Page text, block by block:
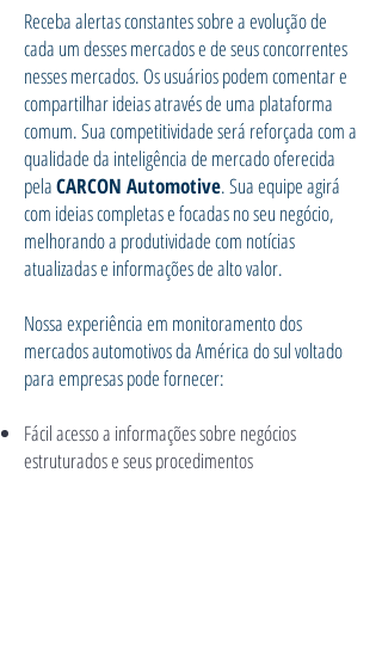
Receba alertas constantes sobre a evolução de
cada um desses mercados e de seus concorrentes
nesses mercados. Os usuários podem comentar e
compartilhar ideias através de uma plataforma
comum. Sua competitividade será reforçada com a
qualidade da inteligência de mercado oferecida
pelaCARCON Automotive. Sua equipe agirá
com ideias completas e focadas no seu negócio,
melhorando a produtividade com notícias
atualizadas e informações de alto valor.
Nossa experiência em monitoramento dos
mercados automotivos da América do sul voltado
para empresas pode fornecer:
Fácil acesso a informações sobre negócios
estruturados e seus procedimentos